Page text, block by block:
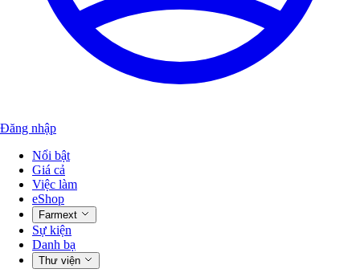
Đăng nhập
Nổi bật
Giá cả
Việc làm
eShop
Farmext
Sự kiện
Danh bạ
Thư viện